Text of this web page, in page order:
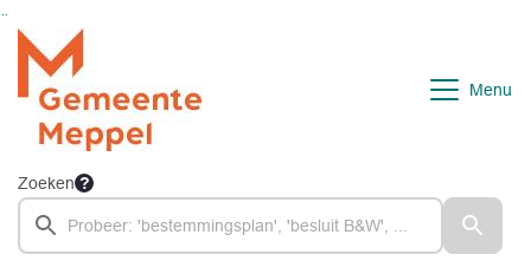
Ga naar de inhoud van deze pagina
Ga naar het zoeken
Ga naar het menu
Menu
Zoeken